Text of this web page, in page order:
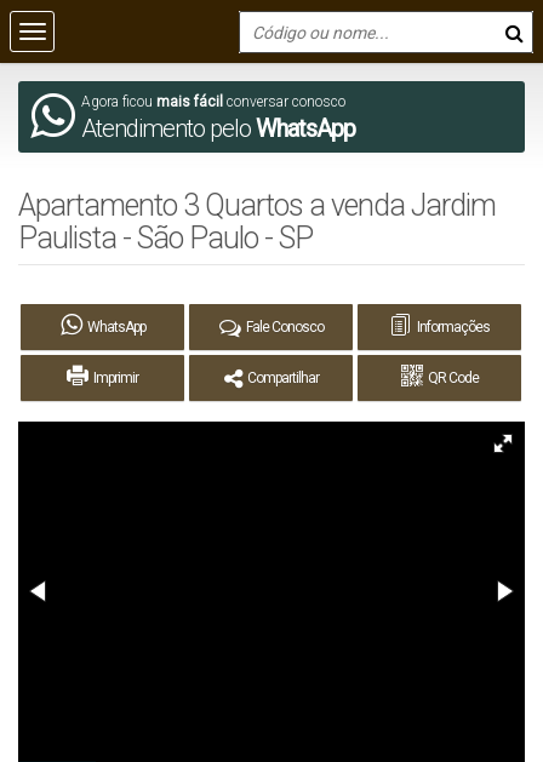
Agora ficou mais fácil conversar conosco
Atendimento peloWhatsApp
Apartamento 3 Quartos a venda Jardim
Paulista - São Paulo - SP
WhatsApp Fale Conosco Informações
Imprimir Compartilhar QR Code